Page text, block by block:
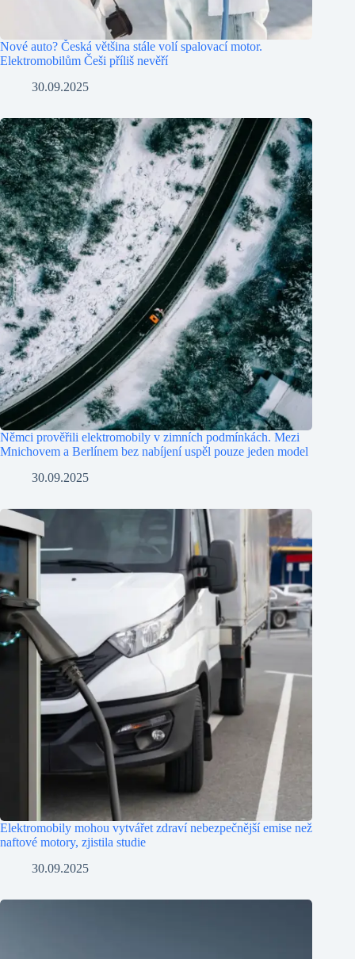
Nové auto? Česká většina stále volí spalovací motor.
Elektromobilům Češi příliš nevěří
30.09.2025
Němci prověřili elektromobily v zimních podmínkách. Mezi
Mnichovem a Berlínem bez nabíjení uspěl pouze jeden model
30.09.2025
Elektromobily mohou vytvářet zdraví nebezpečnější emise než
naftové motory, zjistila studie
30.09.2025